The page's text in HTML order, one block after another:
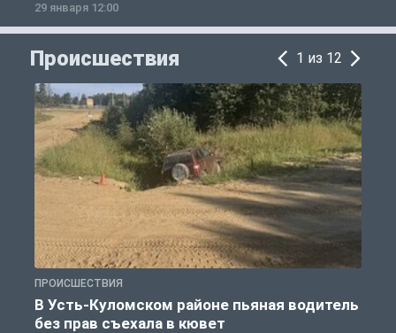
29 января 12:00
Происшествия 1 из 12
ПРОИСШЕСТВИЯ
В Усть-Куломском районе пьяная водитель
без прав съехала в кювет